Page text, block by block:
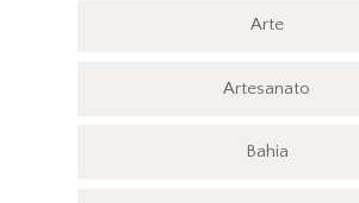
Arte
Artesanato
Bahia